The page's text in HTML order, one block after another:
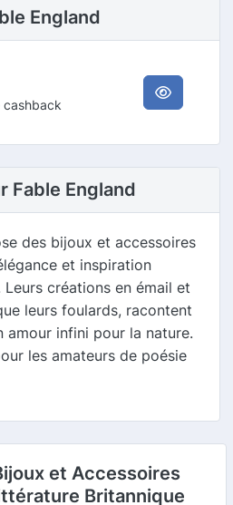
England
cashback
Fable England
des bijoux et accessoires
et inspiration
créations en émail et
leurs foulards, racontent
amour infini pour la nature.
les amateurs de poésie
et Accessoires
Britannique